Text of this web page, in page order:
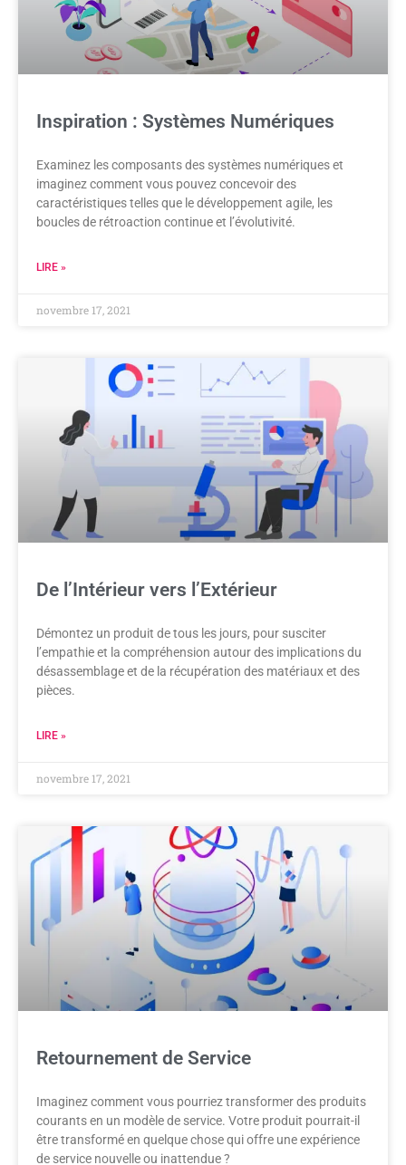
Inspiration : Systèmes Numériques
Examinez les composants des systèmes numériques et
imaginez comment vous pouvez concevoir des
caractéristiques telles que le développement agile, les
boucles de rétroaction continue et l’évolutivité.​
LIRE »
novembre 17, 2021
De l’Intérieur vers l’Extérieur
Démontez un produit de tous les jours, pour susciter
l’empathie et la compréhension autour des implications du
désassemblage et de la récupération des matériaux et des
pièces.
LIRE »
novembre 17, 2021
Retournement de Service
Imaginez comment vous pourriez transformer des produits
courants en un modèle de service. Votre produit pourrait-il
être transformé en quelque chose qui offre une expérience
de service nouvelle ou inattendue ?